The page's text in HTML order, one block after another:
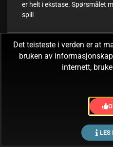
er helt i ekstase. Spørsmålet
spill
28. juni, 2017 Ingen
Det teisteste i verden er at
bruken av
internett,
LES